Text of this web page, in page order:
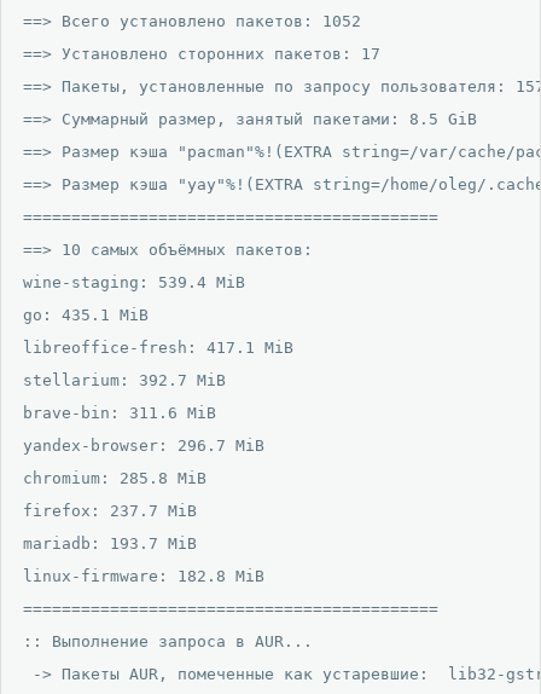
==> Всего установлено пакетов: 1052
==> Установлено сторонних пакетов: 17
==> Пакеты, установленные по запросу пользователя:
==> Суммарный размер, занятый пакетами: 8.5 GiB
==> Размер кэша "pacman"%!(EXTRA string=/var/cache/
==> Размер кэша "yay"%!(EXTRA string=/home/oleg/
===========================================
==> 10 самых объёмных пакетов:
wine-staging: 539.4 MiB
go: 435.1 MiB
libreoffice-fresh: 417.1 MiB
stellarium: 392.7 MiB
brave-bin: 311.6 MiB
yandex-browser: 296.7 MiB
chromium: 285.8 MiB
firefox: 237.7 MiB
mariadb: 193.7 MiB
linux-firmware: 182.8 MiB
===========================================
:: Выполнение запроса в AUR...
-> Пакеты AUR, помеченные как устаревшие:  lib32-